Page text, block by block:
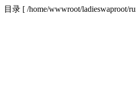
目录 [ /home/wwwroot/ladieswaproot/